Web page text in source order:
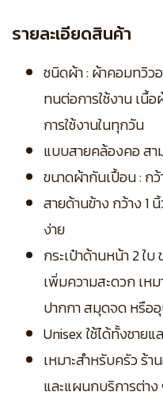
รายละเอียดสินค้า
ชนิดผ้า : ผ้าคอมทวิว
ทนต่อการใช้งาน เนื้
การใช้งานในทุกวัน
แบบสายคล้องคอ สา
ขนาดผ้ากันเปื้อน : ก
สายด้านข้าง กว้าง 1
ง่าย
กระเป๋าด้านหน้า 2 ใ
เพิ่มความสะดวก เห
ปากกา สมุดจด หรือ
Unisex ใช้ได้ทั้งชาย
เหมาะสำหรับครัว ร้า
และแผนกบริการต่าง